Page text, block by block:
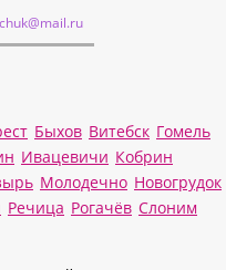
Быхов Витебск Гомель
Ивацевичи Кобрин
Молодечно Новогрудок
Речица Рогачёв Слоним